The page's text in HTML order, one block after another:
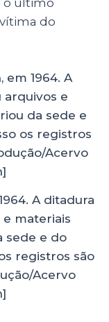
do
A ditadura
materiais
sede e do
registros são
Acervo